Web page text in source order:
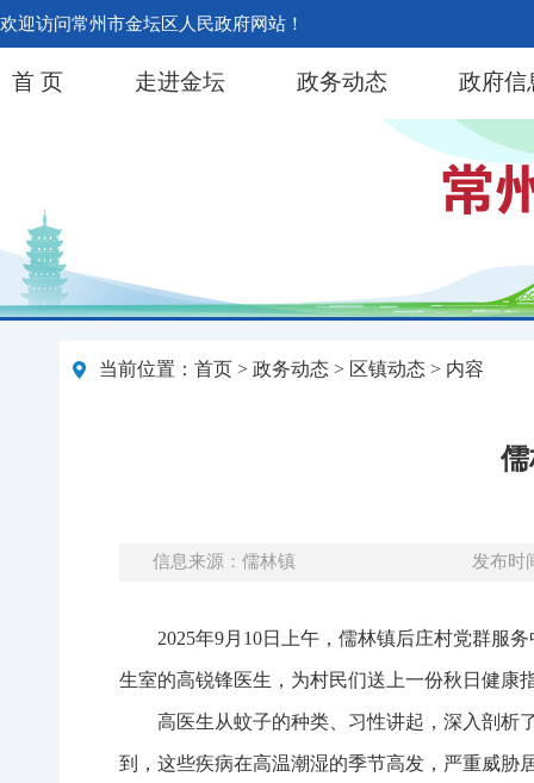
欢迎访问常州市金坛区人民政府网站！
首 页 走进金坛 政务动态 政府信
当前位置： 首页 > 政务动态 > 区镇动态 > 内容
信息来源：儒林镇 发布时
2025年9月10日上午，儒林镇后庄村党群服
生室的高锐锋医生，为村民们送上一份秋日健康
高医生从蚊子的种类、习性讲起，深入剖析
到，这些疾病在高温潮湿的季节高发，严重威胁